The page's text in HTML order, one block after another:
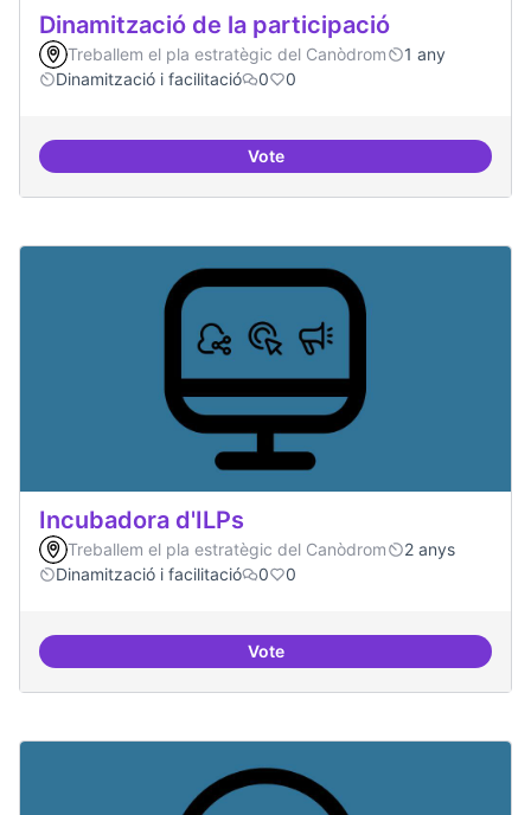
Dinamització de la participació
Treballem el pla estratègic del Canòdrom
1 any
Dinamització i facilitació
0 0
VoteDinamització de la participació
Incubadora d'ILPs
Treballem el pla estratègic del Canòdrom
2 anys
Dinamització i facilitació
0 0
VoteIncubadora d'ILPs